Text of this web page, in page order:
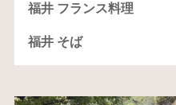
福井 フランス料理
福井 そば